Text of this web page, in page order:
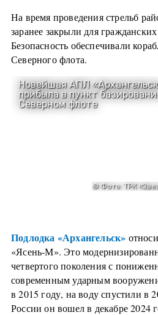
На время проведения стрельб
заранее закрыли для
Безопасность обеспечивали
Северного флота.
Подлодка «Архангельск»
«Ясень-М». Это
четвертого поколения с
современным ударным
в 2015 году, на воду спустили в
России он вошел в декабре 2024